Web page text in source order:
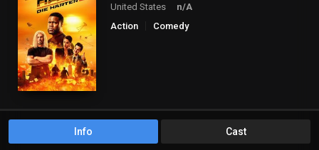
United States
n/A
Action
Comedy
Info Cast